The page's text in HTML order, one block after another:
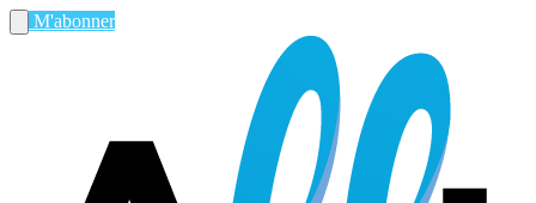
M'abonner